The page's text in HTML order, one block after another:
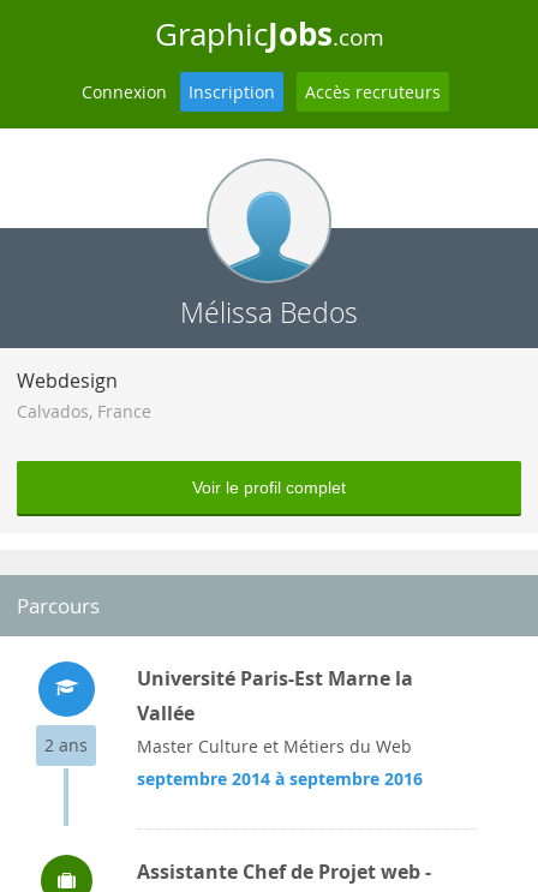
GraphicJobs.com
Connexion Inscription Accès recruteurs
Mélissa Bedos
Webdesign
Calvados, France
Voir le profil complet
Parcours
2 ans
Université Paris-Est Marne la
Vallée
Master Culture et Métiers du Web
septembre 2014 à septembre 2016
Assistante Chef de Projet web -